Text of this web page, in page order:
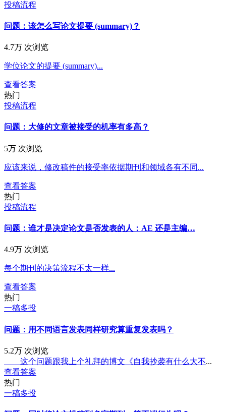
投稿流程
问题：该怎么写论文提要 (summary)？
4.7万 次浏览
学位论文的提要 (summary)...
查看答案
热门
投稿流程
问题：大修的文章被接受的机率有多高？
5万 次浏览
应该来说，修改稿件的接受率依据期刊和领域各有不同...
查看答案
热门
投稿流程
问题：谁才是决定论文是否发表的人：AE 还是主编…
4.9万 次浏览
每个期刊的决策流程不太一样...
查看答案
热门
一稿多投
问题：用不同语言发表同样研究算重复发表吗？
5.2万 次浏览
这个问题跟我上个礼拜的博文《自我抄袭有什么大不...
查看答案
热门
一稿多投